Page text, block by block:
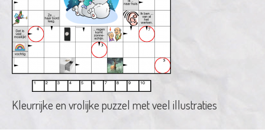
Kleurrijke en vrolijke puzzel met veel illustraties